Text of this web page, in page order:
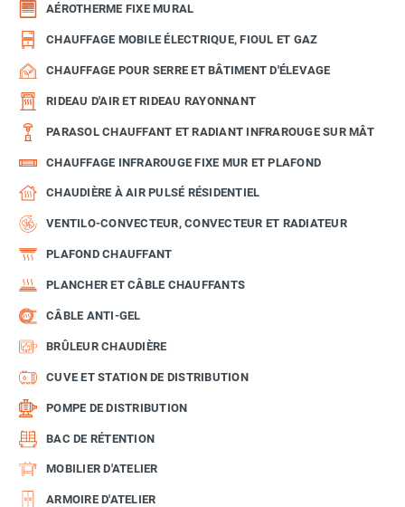
AÉROTHERME FIXE MURAL
CHAUFFAGE MOBILE ÉLECTRIQUE, FIOUL ET GAZ
CHAUFFAGE POUR SERRE ET BÂTIMENT D'ÉLEVAGE
RIDEAU D'AIR ET RIDEAU RAYONNANT
PARASOL CHAUFFANT ET RADIANT INFRAROUGE SUR MÂT
CHAUFFAGE INFRAROUGE FIXE MUR ET PLAFOND
CHAUDIÈRE À AIR PULSÉ RÉSIDENTIEL
VENTILO-CONVECTEUR, CONVECTEUR ET RADIATEUR
PLAFOND CHAUFFANT
PLANCHER ET CÂBLE CHAUFFANTS
CÂBLE ANTI-GEL
BRÛLEUR CHAUDIÈRE
CUVE ET STATION DE DISTRIBUTION
POMPE DE DISTRIBUTION
BAC DE RÉTENTION
MOBILIER D'ATELIER
ARMOIRE D'ATELIER